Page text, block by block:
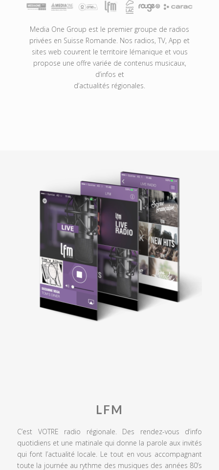
Media One Group est le premier groupe de radios
privées en Suisse Romande. Nos radios, TV, App et
sites web couvrent le territoire lémanique et vous
propose une offre variée de contenus musicaux,
d’infos et
d’actualités régionales.
LFM
C’est VOTRE radio régionale. Des rendez-vous d’info
quotidiens et une matinale qui donne la parole aux invités
qui font l’actualité locale. Le tout en vous accompagnant
toute la journée au rythme des musiques des années 80’s